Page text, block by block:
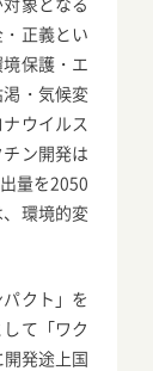
正義とい
保護・エ
・気候変
ウイルス
ン開発は
量を2050
環境的変
クト」を
て「ワク
発途上国